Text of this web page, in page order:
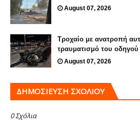
August 07, 2026
Τροχαίο με ανατροπή
τραυματισμό του οδηγού
August 07, 2026
ΔΗΜΟΣΊΕΥΣΗ ΣΧΟΛΊΟΥ
0 Σχόλια